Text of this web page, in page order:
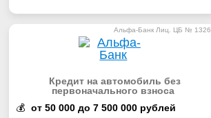
Альфа-Банк Лиц. ЦБ № 1326
Кредит на автомобиль без
первоначального взноса
💰 от 50 000 до 7 500 000 рублей